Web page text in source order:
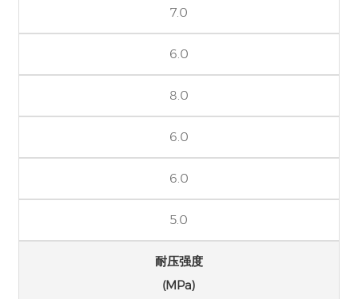
7.0
6.0
8.0
6.0
6.0
5.0
耐压强度
(MPa)